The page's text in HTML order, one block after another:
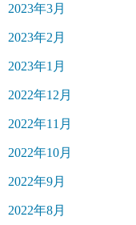
2023年3月
2023年2月
2023年1月
2022年12月
2022年11月
2022年10月
2022年9月
2022年8月